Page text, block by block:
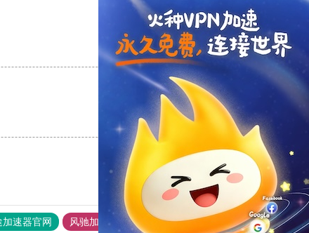
支持[0] 反对[0]
支持[0] 反对[0]
加速器官网 风驰加速器
旋风加速器